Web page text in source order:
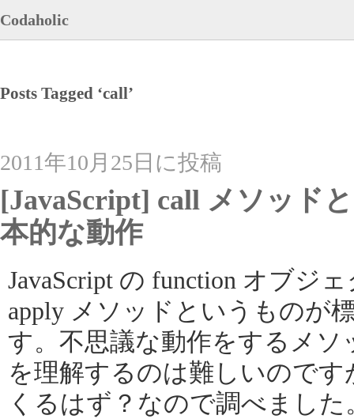
Codaholic
Posts Tagged ‘call’
2011年10月25日に投稿
[JavaScript] call メソッド
本的な動作
JavaScript の function オブジ
apply メソッドというものが
す。不思議な動作をするメ
を理解するのは難しいので
くるはず？なので調べました